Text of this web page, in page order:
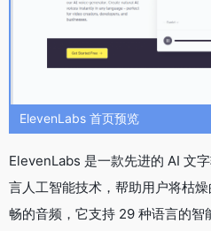
ElevenLabs 首页预览
ElevenLabs 是一款先进的 AI 文
言人工智能技术，帮助用户将枯
畅的音频，它支持 29 种语言的智